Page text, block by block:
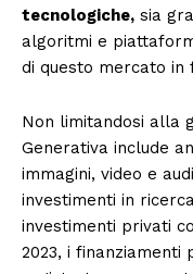
tecnologiche, sia
algoritmi e
di questo mercato in
Non limitandosi alla
Generativa include
immagini, video e
investimenti in
investimenti privati
2023, i finanziamenti